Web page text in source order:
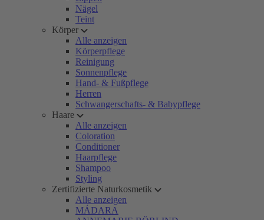
Nägel
Teint
Körper
Alle anzeigen
Körperpflege
Reinigung
Sonnenpflege
Hand- & Fußpflege
Herren
Schwangerschafts- & Babypflege
Haare
Alle anzeigen
Coloration
Conditioner
Haarpflege
Shampoo
Styling
Zertifizierte Naturkosmetik
Alle anzeigen
MÁDARA